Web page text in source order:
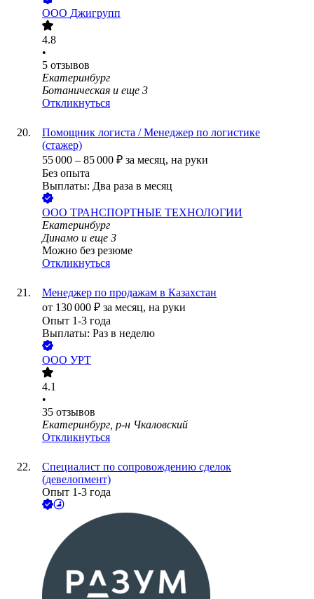
ООО Джигрупп
4.8
•
5 отзывов
Екатеринбург
Ботаническая и еще 3
Откликнуться
Помощник логиста / Менеджер по логистике
(стажер)
55 000 – 85 000 ₽ за месяц, на руки
Без опыта
Выплаты: Два раза в месяц
ООО ТРАНСПОРТНЫЕ ТЕХНОЛОГИИ
Екатеринбург
Динамо и еще 3
Можно без резюме
Откликнуться
Менеджер по продажам в Казахстан
от 130 000 ₽ за месяц, на руки
Опыт 1-3 года
Выплаты: Раз в неделю
ООО УРТ
4.1
•
35 отзывов
Екатеринбург, р-н Чкаловский
Откликнуться
Специалист по сопровождению сделок
(девелопмент)
Опыт 1-3 года